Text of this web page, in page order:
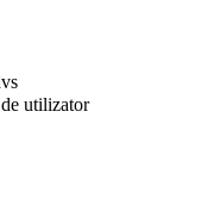
utilizator